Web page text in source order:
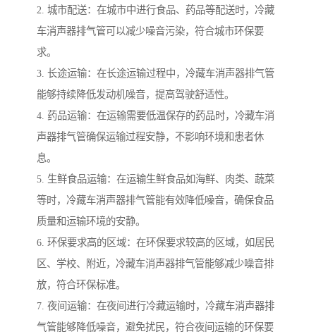
2. 城市配送：在城市中进行食品、药品等配送时，冷藏
车消声器排气管可以减少噪音污染，符合城市环保要
求。
3. 长途运输：在长途运输过程中，冷藏车消声器排气管
能够持续降低发动机噪音，提高驾驶舒适性。
4. 药品运输：在运输需要低温保存的药品时，冷藏车消
声器排气管确保运输过程安静，不影响环境和患者休
息。
5. 生鲜食品运输：在运输生鲜食品如海鲜、肉类、蔬菜
等时，冷藏车消声器排气管能有效降低噪音，确保食品
质量和运输环境的安静。
6. 环保要求高的区域：在环保要求较高的区域，如居民
区、学校、附近，冷藏车消声器排气管能够减少噪音排
放，符合环保标准。
7. 夜间运输：在夜间进行冷藏运输时，冷藏车消声器排
气管能够降低噪音，避免扰民，符合夜间运输的环保要